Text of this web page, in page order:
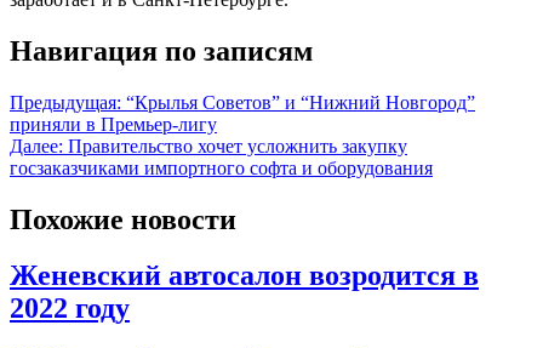
Навигация по записям
Предыдущая: “Крылья Советов” и “Нижний Новгород”
приняли в Премьер-лигу
Далее: Правительство хочет усложнить закупку
госзаказчиками импортного софта и оборудования
Похожие новости
Женевский автосалон возродится в
2022 году